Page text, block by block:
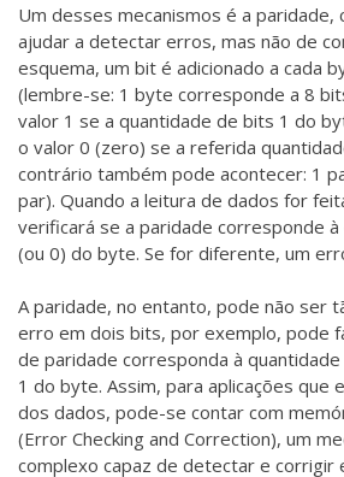
Um desses mecanismos é a paridade,
ajudar a detectar erros, mas não de
esquema, um bit é adicionado a cada
(lembre-se: 1 byte corresponde a 8
valor 1 se a quantidade de bits 1 do
o valor 0 (zero) se a referida
contrário também pode acontecer: 1
par). Quando a leitura de dados for
verificará se a paridade corresponde
(ou 0) do byte. Se for diferente, um
A paridade, no entanto, pode não ser
erro em dois bits, por exemplo, pode
de paridade corresponda à
1 do byte. Assim, para aplicações que
dos dados, pode-se contar com
(Error Checking and Correction), um
complexo capaz de detectar e corrigir